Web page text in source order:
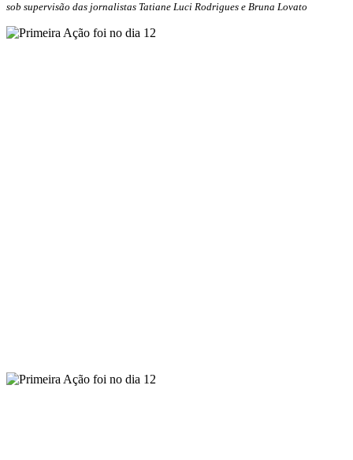
sob supervisão das jornalistas Tatiane Luci Rodrigues e Bruna Lovato